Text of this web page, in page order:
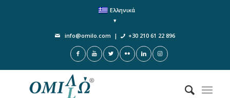
Ελληνικά
info@omilo.com | +30 210 61 22 896